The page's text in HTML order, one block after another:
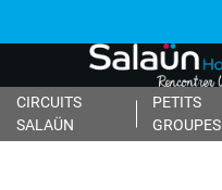
CIRCUITS
SALAÜN
PETITS
GROUPES